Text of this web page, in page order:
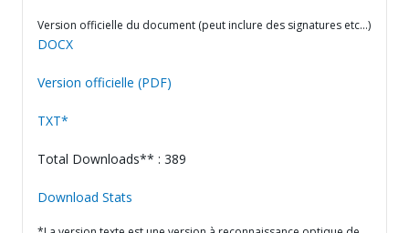
Version officielle du document (peut inclure des signatures etc…)
DOCX
Version officielle (PDF)
TXT*
Total Downloads** : 389
Download Stats